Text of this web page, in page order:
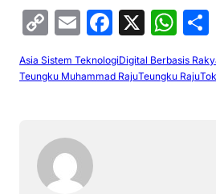
C
o
p
n
k
E
m
ai
F
a
c
X
W
h
at
Asia Sistem TeknologiDigital Berbasis
Teungku Muhammad RajuTeungku Raju